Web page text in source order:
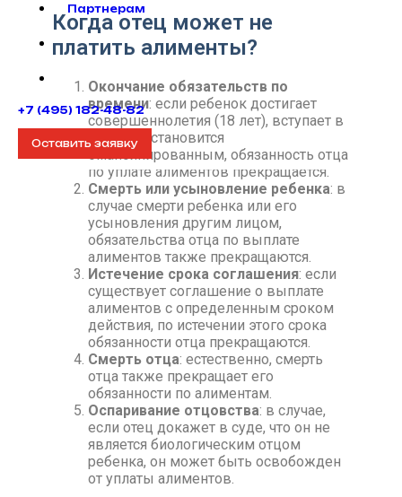
Партнерам
+7 (495) 182-48-82
Оставить заявку
Когда отец может не
платить алименты?
Окончание обязательств по
времени: если ребенок достигает
совершеннолетия (18 лет), вступает в
брак или становится
эмансипированным, обязанность отца
по уплате алиментов прекращается.
Смерть или усыновление ребенка: в
случае смерти ребенка или его
усыновления другим лицом,
обязательства отца по выплате
алиментов также прекращаются.
Истечение срока соглашения: если
существует соглашение о выплате
алиментов с определенным сроком
действия, по истечении этого срока
обязанности отца прекращаются.
Смерть отца: естественно, смерть
отца также прекращает его
обязанности по алиментам.
Оспаривание отцовства: в случае,
если отец докажет в суде, что он не
является биологическим отцом
ребенка, он может быть освобожден
от уплаты алиментов.